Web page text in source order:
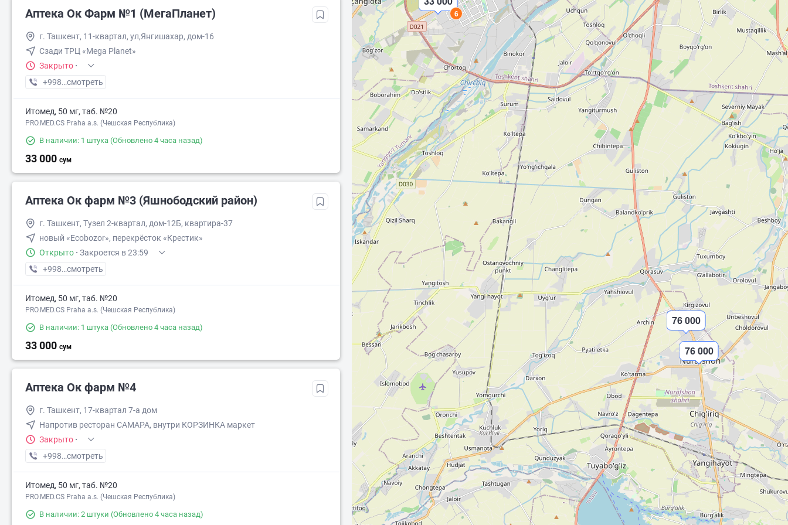
Аптека Ок Фарм №1 (МегаПланет)
г. Ташкент, 11-квартал, ул,Янгишахар, дом-16
Сзади ТРЦ «Mega Planet»
Закрыто ·
+998 (90) XXX-XX-XX
смотреть
Итомед, 50 мг, таб. №20
PRO.MED.CS Praha a.s. (Чешская Республика)
В наличии: 1 штука (Обновлено 4 часа назад)
33 000 сум
Аптека Ок фарм №3 (Яшнободский район)
г. Ташкент, Тузел 2-квартал, дом-12Б, квартира-37
новый «Ecobozor», перекрёсток «Крестик»
Открыто · Закроется в 23:59
+998 (90) XXX-XX-XX
смотреть
Итомед, 50 мг, таб. №20
PRO.MED.CS Praha a.s. (Чешская Республика)
В наличии: 1 штука (Обновлено 4 часа назад)
33 000 сум
Аптека Ок фарм №4
г. Ташкент, 17-квартал 7-а дом
Напротив ресторан САМАРА, внутри КОРЗИНКА маркет
Закрыто ·
+998 (90) XXX-XX-XX
смотреть
Итомед, 50 мг, таб. №20
PRO.MED.CS Praha a.s. (Чешская Республика)
В наличии: 2 штуки (Обновлено 4 часа назад)
76 000
76 000
6